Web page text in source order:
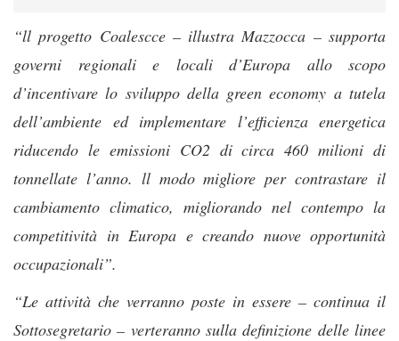
“ll progetto Coalescce – illustra Mazzocca – supporta
governi regionali e locali d’Europa allo scopo
d’incentivare lo sviluppo della green economy a tutela
dell’ambiente ed implementare l’efficienza energetica
riducendo le emissioni CO2 di circa 460 milioni di
tonnellate l’anno. ll modo migliore per contrastare il
cambiamento climatico, migliorando nel contempo la
competitività in Europa e creando nuove opportunità
occupazionali”.
“Le attività che verranno poste in essere – continua il
Sottosegretario – verteranno sulla definizione delle linee